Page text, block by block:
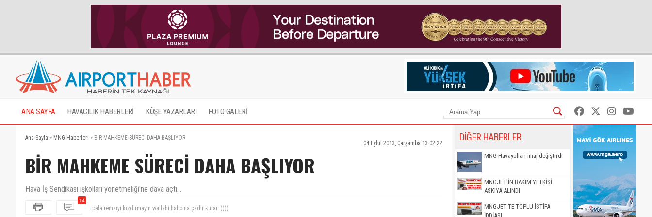
ANA SAYFA HAVACILIK HABERLERİ KÖŞE YAZARLARI FOTO GALERİ
Ana Sayfa » MNG Haberleri » BİR MAHKEME SÜRECİ DAHA BAŞLIYOR
04 Eylül 2013, Çarşamba 13:02:22
BİR MAHKEME SÜRECİ DAHA BAŞLIYOR
Hava İş Sendikası işkolları yönetmeliği'ne dava açtı...
14
Hey hava iş 2 yıldır aklın neredeydi, bırak insanlar bi sendika çatışma altında örgütleniyorlar köstek olacağına grevini fiiliyata çevir ve temsil
DİĞER HABERLER
MNG Havayolları imaj değiştirdi
MNGJET'İN BAKIM YETKİSİ
ASKIYA ALINDI
MNGJET’TE TOPLU İSTİFA
İDDİASI